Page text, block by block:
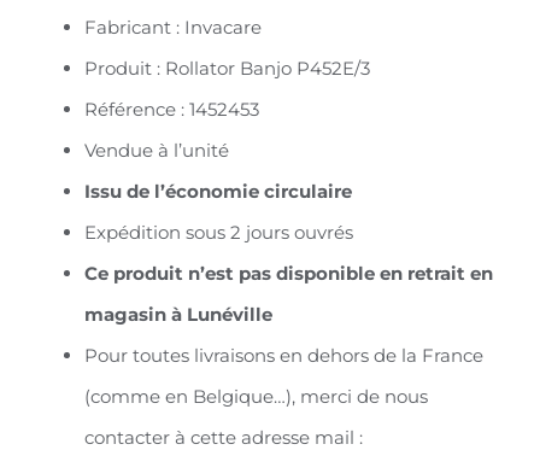
Fabricant : Invacare
Produit : Rollator Banjo P452E/3
Référence : 1452453
Vendue à l’unité
Issu de l’économie circulaire
Expédition sous 2 jours ouvrés
Ce produit n’est pas disponible en retrait en
magasin à Lunéville
Pour toutes livraisons en dehors de la France
(comme en Belgique…), merci de nous
contacter à cette adresse mail :